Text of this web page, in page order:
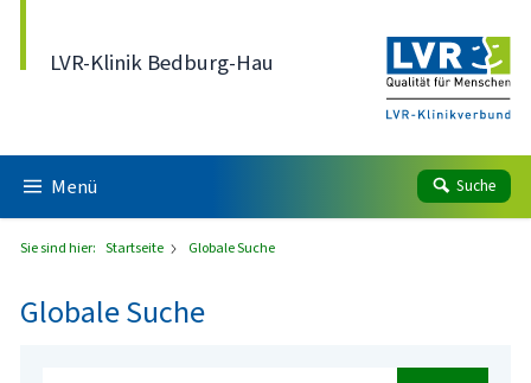
LVR-Klinik Bedburg-Hau
Menü Suche
Sie sind hier: Startseite Globale Suche
Globale Suche